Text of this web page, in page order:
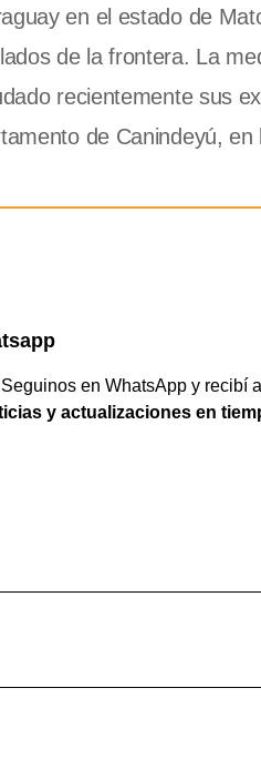
en el estado de
de la frontera. La
recientemente sus
de Canindeyú,
en WhatsApp y recibí
y actualizaciones en